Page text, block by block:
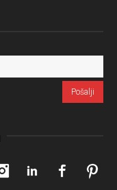
InstagramLinkedIn